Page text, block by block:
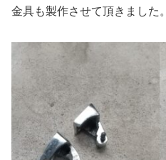
金具も製作させて頂きました。